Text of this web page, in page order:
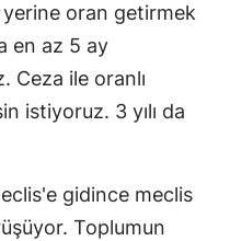
yerine oran getirmek
en az 5 ay
Ceza ile oranlı
istiyoruz. 3 yılı da
gidince meclis
Toplumun